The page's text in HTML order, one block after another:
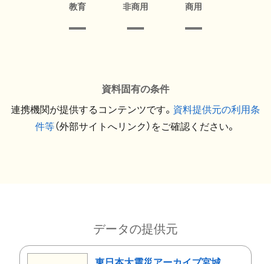
教育 非商用 商用
資料固有の条件
連携機関が提供するコンテンツです。 資料提供元の利用条
件等（外部サイトへリンク）をご確認ください。
データの提供元